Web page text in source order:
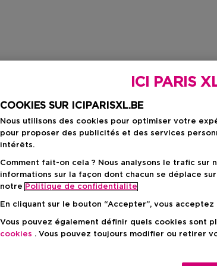
ICI PARIS
COOKIES SUR ICIPARISXL.BE
Nous utilisons des cookies pour optimiser votre
pour proposer des publicités et des services
intérêts.
Comment fait-on cela ? Nous analysons le trafic
informations sur la façon dont chacun se déplace
notre Politique de confidentialite
En cliquant sur le bouton “Accepter”, vous acceptez
Vous pouvez également définir quels cookies sont
cookies . Vous pouvez toujours modifier ou retirer